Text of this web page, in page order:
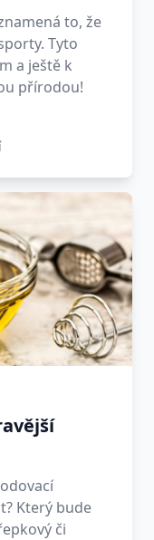
to, že
Tyto
a ještě k
přírodou!
Který bude
či